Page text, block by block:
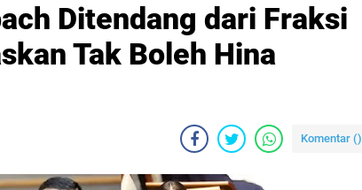
Ditendang dari Fraksi
Tak Boleh Hina
Komentar ()